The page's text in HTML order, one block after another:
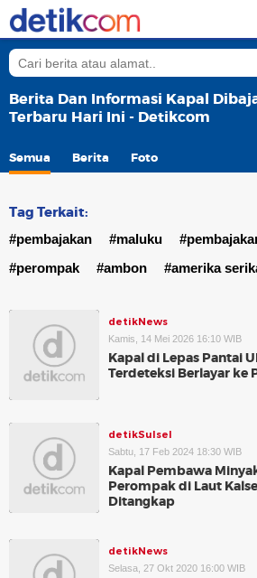
Berita Dan Informasi Kapal
Terbaru Hari Ini - Detikcom
Semua Berita Foto
Tag Terkait:
#pembajakan #maluku
#perompak
#ambon #amerika
detikNews
Kamis, 14 Mei 2026 16:10 WIB
Kapal di Lepas Pantai
Terdeteksi Berlayar ke
detikSulsel
Sabtu, 17 Feb 2024 18:30 WIB
Kapal Pembawa
Perompak di Laut
Ditangkap
detikNews
Selasa, 27 Okt 2020 16:00 WIB